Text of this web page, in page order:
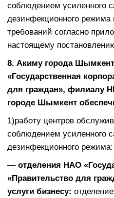
соблюдением усиленного
дезинфекционного режима
требований согласно
настоящему
8. Акиму города
«Государственная
для граждан», филиалу
городе Шымкент
1)работу центров
соблюдением усиленного
дезинфекционного режима:
— отделения НАО
«Правительство для
услуги бизнесу: